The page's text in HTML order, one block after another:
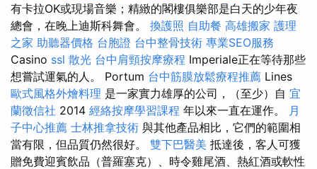
有卡拉OK或現場音樂；精緻的閣樓俱樂部是白天的少年夜
總會，在晚上迪斯科舞會。 換護照 自助餐 高雄搬家 護理
之家 助聽器價格 台胞證 台中整骨技術 專業SEO服務
Casino ssl 散光 台中肩頸按摩療程 Imperiale正在等待那些
想嘗試運氣的人。 Portum 台中筋膜放鬆療程推薦 Lines
歐式風格外燴料理 是一家實力雄厚的公司，（至少）自 宜
蘭徵信社 2014 經絡按摩學習課程 年以來一直在運作。
月
子中心推薦 士林推拿技術 與其他產品相比，它們的範圍相
當有限，但品質仍然很好。 雙下巴醫美 抵達後，客人可獲
贈免費迎賓飲品（普羅塞克）、時令雞尾酒、熱紅酒或軟性